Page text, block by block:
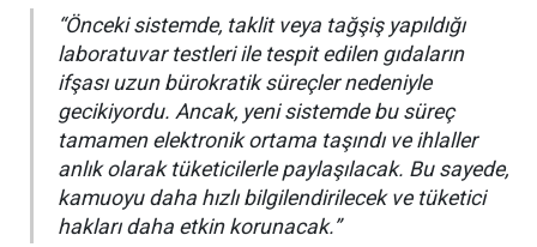
“Önceki sistemde, taklit veya tağşiş yapıldığı
laboratuvar testleri ile tespit edilen gıdaların
ifşası uzun bürokratik süreçler nedeniyle
gecikiyordu. Ancak, yeni sistemde bu süreç
tamamen elektronik ortama taşındı ve ihlaller
anlık olarak tüketicilerle paylaşılacak. Bu sayede,
kamuoyu daha hızlı bilgilendirilecek ve tüketici
hakları daha etkin korunacak.”